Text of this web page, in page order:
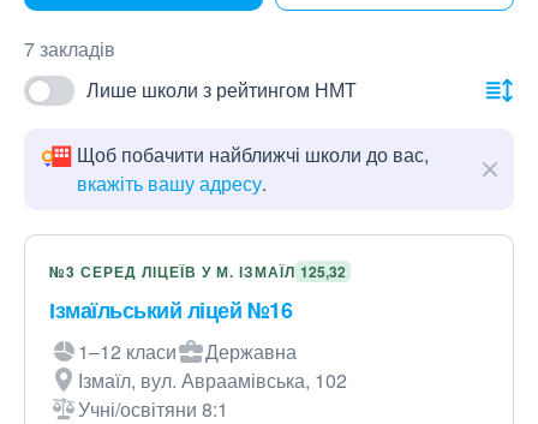
7 закладів
Лише школи з рейтингом НМТ
Щоб побачити найближчі школи до вас,
вкажіть вашу адресу.
№3 СЕРЕД ЛІЦЕЇВ У М. ІЗМАЇЛ 125,32
Ізмаїльський ліцей №16
1–12 класи
Державна
Ізмаїл, вул. Авраамівська, 102
Учні/освітяни 8:1